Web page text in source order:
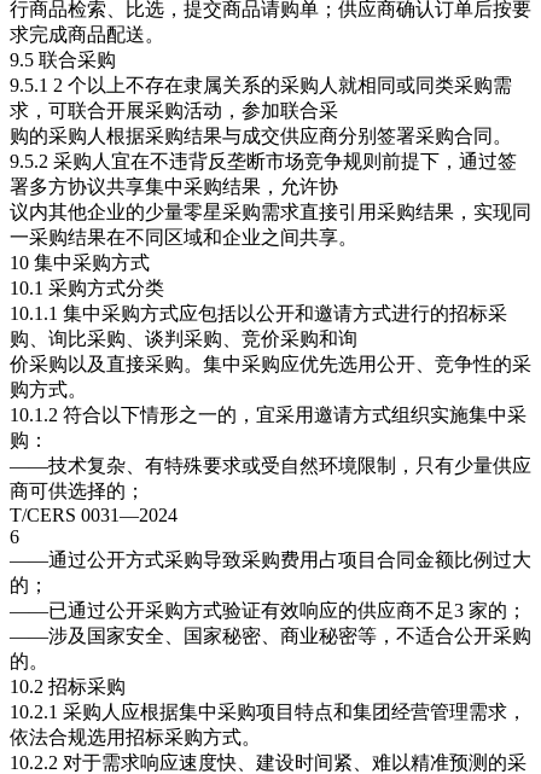
行商品检索、比选，提交商品请购单；供应商确认订单后按要
求完成商品配送。
9.5 联合采购
9.5.1 2 个以上不存在隶属关系的采购人就相同或同类采购需
求，可联合开展采购活动，参加联合采
购的采购人根据采购结果与成交供应商分别签署采购合同。
9.5.2 采购人宜在不违背反垄断市场竞争规则前提下，通过签
署多方协议共享集中采购结果，允许协
议内其他企业的少量零星采购需求直接引用采购结果，实现同
一采购结果在不同区域和企业之间共享。
10 集中采购方式
10.1 采购方式分类
10.1.1 集中采购方式应包括以公开和邀请方式进行的招标采
购、询比采购、谈判采购、竞价采购和询
价采购以及直接采购。集中采购应优先选用公开、竞争性的采
购方式。
10.1.2 符合以下情形之一的，宜采用邀请方式组织实施集中采
购：
——技术复杂、有特殊要求或受自然环境限制，只有少量供应
商可供选择的；
T/CERS 0031—2024
6
——通过公开方式采购导致采购费用占项目合同金额比例过大
的；
——已通过公开采购方式验证有效响应的供应商不足3 家的；
——涉及国家安全、国家秘密、商业秘密等，不适合公开采购
的。
10.2 招标采购
10.2.1 采购人应根据集中采购项目特点和集团经营管理需求，
依法合规选用招标采购方式。
10.2.2 对于需求响应速度快、建设时间紧、难以精准预测的采